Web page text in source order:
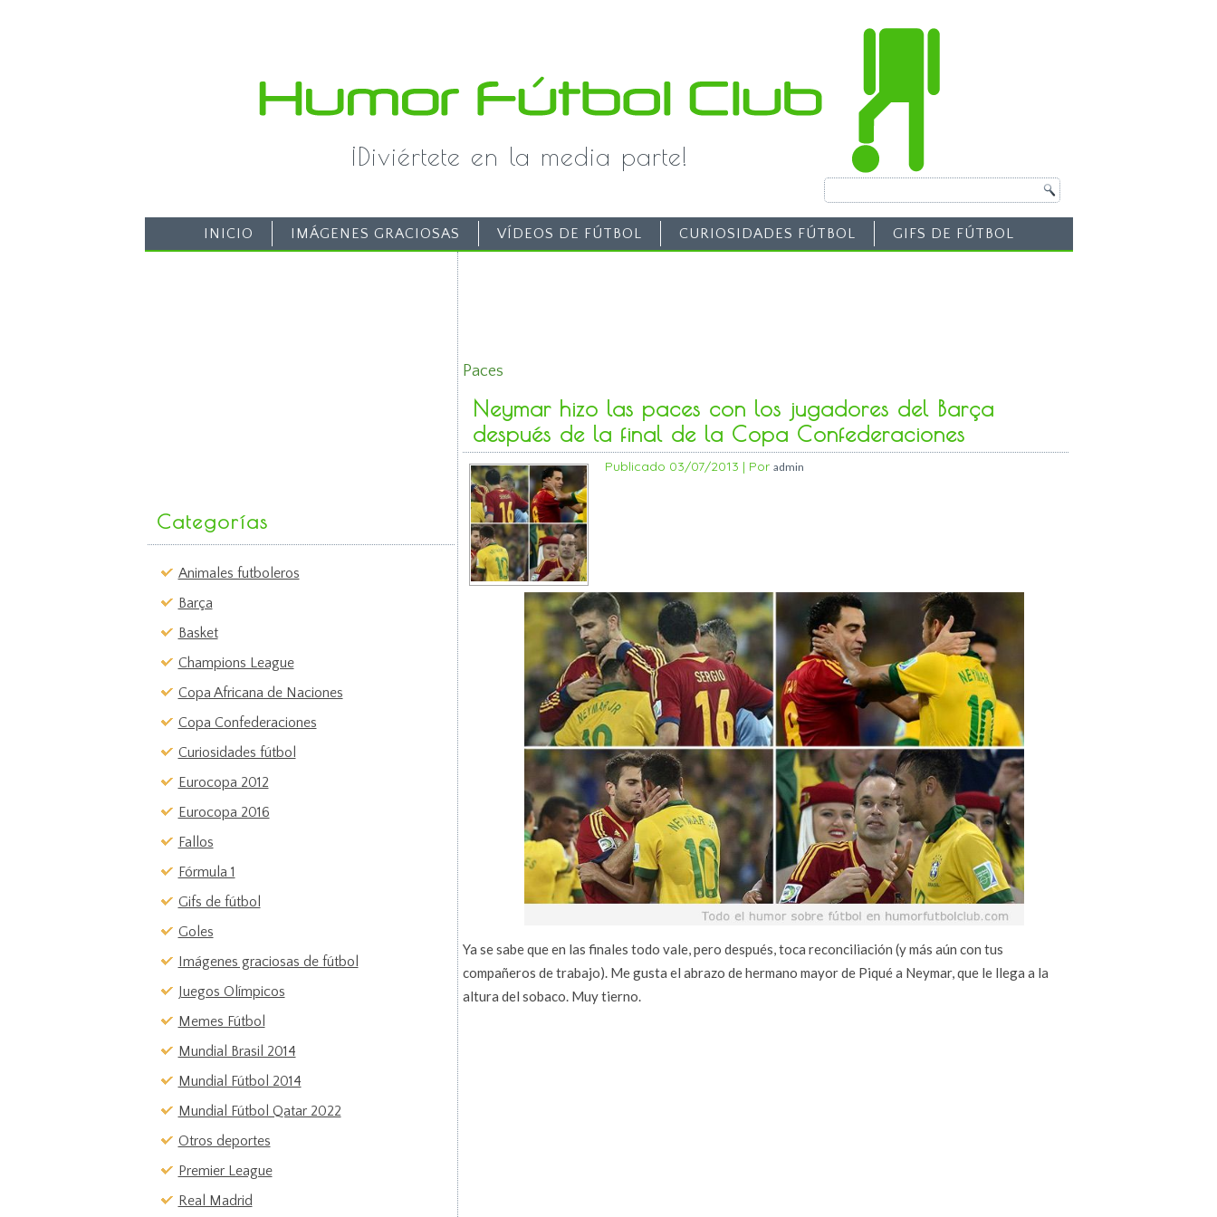
¡Diviértete en la media parte!
INICIO IMÁGENES GRACIOSAS VÍDEOS DE FÚTBOL CURIOSIDADES FÚTBOL GIFS DE FÚTBOL
Categorías
Animales futboleros
Barça
Basket
Champions League
Copa Africana de Naciones
Copa Confederaciones
Curiosidades fútbol
Eurocopa 2012
Eurocopa 2016
Fallos
Fórmula 1
Gifs de fútbol
Goles
Imágenes graciosas de fútbol
Juegos Olímpicos
Memes Fútbol
Mundial Brasil 2014
Mundial Fútbol 2014
Mundial Fútbol Qatar 2022
Otros deportes
Premier League
Real Madrid
Paces
Neymar hizo las paces con los jugadores del Barça
después de la final de la Copa Confederaciones
Publicado 03/07/2013 | Por admin
Ya se sabe que en las finales todo vale, pero después, toca reconciliación (y más aún con tus
compañeros de trabajo). Me gusta el abrazo de hermano mayor de Piqué a Neymar, que le llega a la
altura del sobaco. Muy tierno.